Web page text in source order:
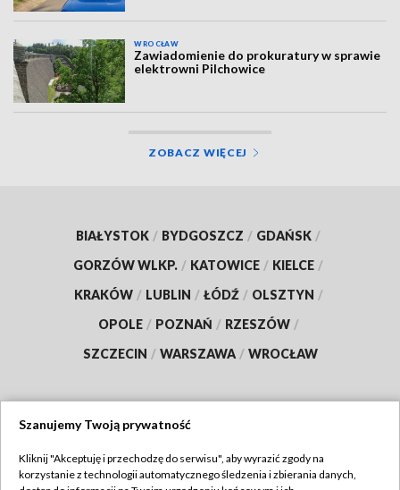
WROCŁAW
Zawiadomienie do prokuratury w sprawie
elektrowni Pilchowice
ZOBACZ WIĘCEJ
BIAŁYSTOK / BYDGOSZCZ / GDAŃSK /
GORZÓW WLKP. / KATOWICE / KIELCE /
KRAKÓW / LUBLIN / ŁÓDŹ / OLSZTYN /
OPOLE / POZNAŃ / RZESZÓW /
SZCZECIN / WARSZAWA / WROCŁAW
TVP
Szanujemy Twoją prywatność
Kliknij "Akceptuję i przechodzę do serwisu", aby wyrazić zgody na
korzystanie z technologii automatycznego śledzenia i zbierania danych,